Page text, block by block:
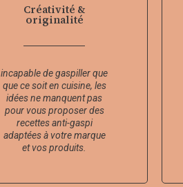
Créativité &
originalité
incapable de gaspiller que
que ce soit en cuisine, les
idées ne manquent pas
pour vous proposer des
recettes anti-gaspi
adaptées à votre marque
et vos produits.